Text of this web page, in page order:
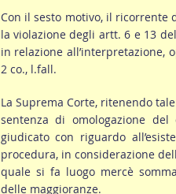
Con il sesto motivo, il ricorrente
la violazione degli artt. 6 e 13
in relazione all’interpretazione,
2 co., l.fall.
La Suprema Corte, ritenendo
sentenza di omologazione
giudicato con riguardo
procedura, in considerazione
quale si fa luogo mercè
delle maggioranze.